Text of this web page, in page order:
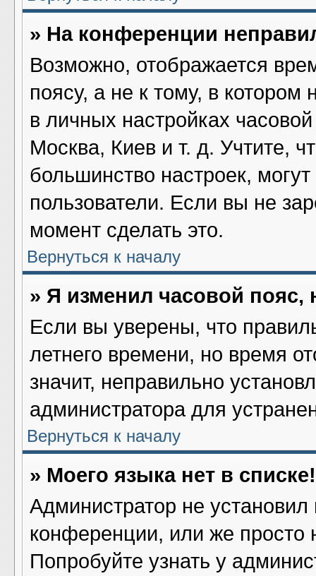
» На конференции
Возможно, отображается
поясу, а не к тому, в
в личных настройках
Москва, Киев и т. д. Учтите,
большинство настроек,
пользователи. Если вы не
момент сделать это.
Вернуться к началу
» Я изменил часовой
Если вы уверены, что
летнего времени, но время
значит, неправильно
администратора для
Вернуться к началу
» Моего языка нет в списке!
Администратор не
конференции, или же просто
Попробуйте узнать у